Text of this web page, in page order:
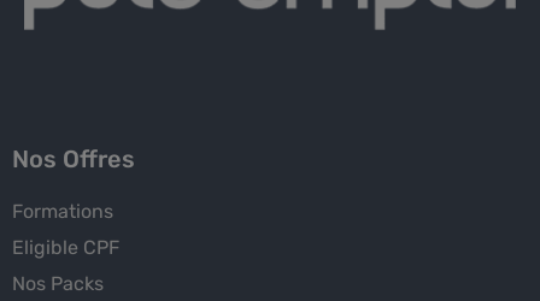
Nos Offres
Formations
Eligible CPF
Nos Packs